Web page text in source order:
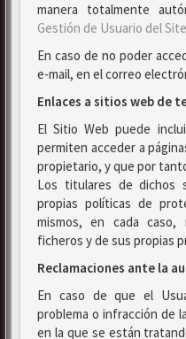
manera totalmente
Gestión de Usuario del
En caso de no poder
e-mail, en el correo
Enlaces a sitios web de
El Sitio Web puede
permiten acceder a
propietario, y que por
Los titulares de dichos
propias políticas de
mismos, en cada caso,
ficheros y de sus propias
Reclamaciones ante la
En caso de que el
problema o infracción de
en la que se están